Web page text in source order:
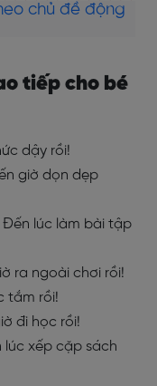
chủ đề động
tiếp cho bé
dậy rồi!
giờ dọn dẹp
Đến lúc làm bài tập
ra ngoài chơi rồi!
tắm rồi!
đi học rồi!
lúc xếp cặp sách